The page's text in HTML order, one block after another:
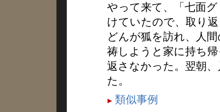
やって来て、「七面
けていたので、取り
どんが狐を訪れ、人
祷しようと家に持ち
返さなかった。翌朝
た。
類似事例